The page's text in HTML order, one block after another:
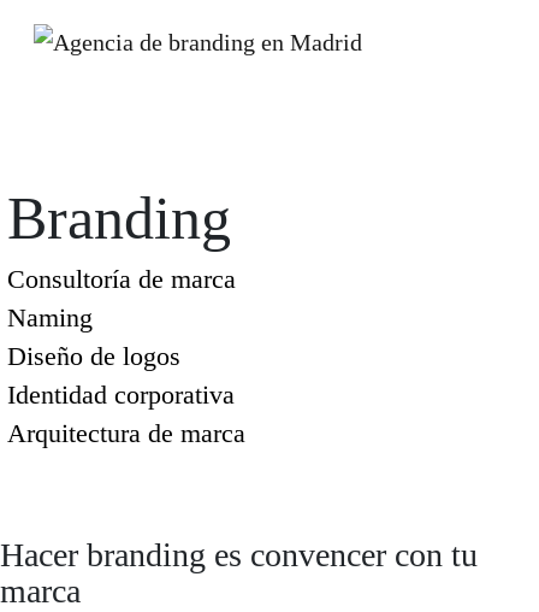
Branding
Consultoría de marca
Naming
Diseño de logos
Identidad corporativa
Arquitectura de marca
Hacer branding es convencer con tu
marca